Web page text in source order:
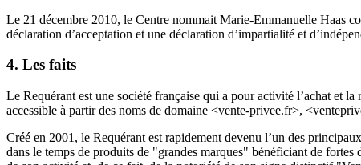
Le 21 décembre 2010, le Centre nommait Marie-Emmanuelle Haas
déclaration d’acceptation et une déclaration d’impartialité et
4. Les faits
Le Requérant est une société française qui a pour activité l’achat et
accessible à partir des noms de domaine <vente-privee.fr>,
Créé en 2001, le Requérant est rapidement devenu l’un des
dans le temps de produits de "grandes marques" bénéficiant de